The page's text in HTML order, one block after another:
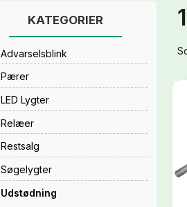
KATEGORIER
Advarselsblink
Pærer
LED Lygter
Relæer
Restsalg
Søgelygter
Udstødning